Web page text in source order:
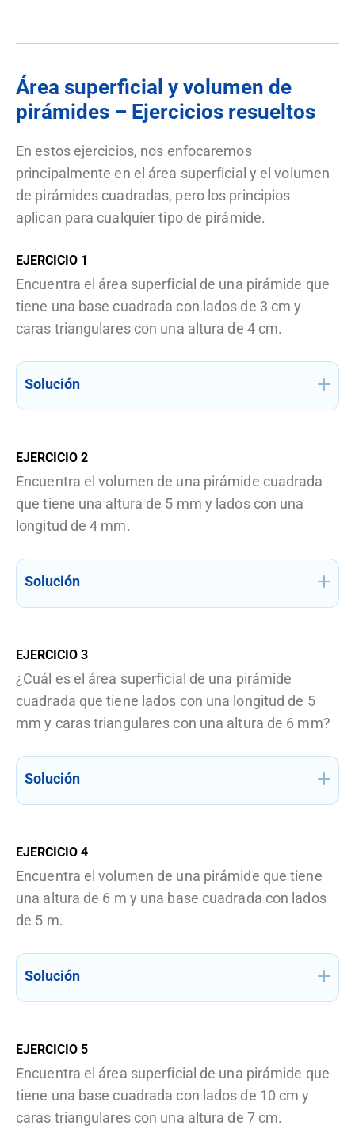
}
2
}
ti
m
e
s
Área superficial y volumen de
pirámides – Ejercicios resueltos
En estos ejercicios, nos enfocaremos
principalmente en el área superficial y el volumen
de pirámides cuadradas, pero los principios
aplican para cualquier tipo de pirámide.
EJERCICIO 1
Encuentra el área superficial de una pirámide que
tiene una base cuadrada con lados de 3 cm y
caras triangulares con una altura de 4 cm.
Solución
EJERCICIO 2
Encuentra el volumen de una pirámide cuadrada
que tiene una altura de 5 mm y lados con una
longitud de 4 mm.
Solución
EJERCICIO 3
¿Cuál es el área superficial de una pirámide
cuadrada que tiene lados con una longitud de 5
mm y caras triangulares con una altura de 6 mm?
Solución
EJERCICIO 4
Encuentra el volumen de una pirámide que tiene
una altura de 6 m y una base cuadrada con lados
de 5 m.
Solución
EJERCICIO 5
Encuentra el área superficial de una pirámide que
tiene una base cuadrada con lados de 10 cm y
caras triangulares con una altura de 7 cm.